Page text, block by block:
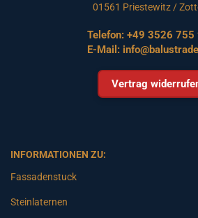
01561 Priestewitz /
Telefon: +49 3526 755
E-Mail:
Vertrag
INFORMATIONEN ZU:
Fassadenstuck
Steinlaternen